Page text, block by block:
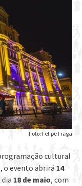
Foto: Felipe Fraga
cultural
o evento abrirá 14
18 de maio, com